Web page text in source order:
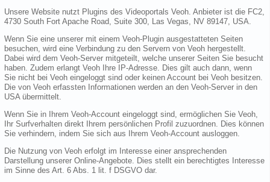
Unsere Website nutzt Plugins des Videoportals Veoh. Anbieter ist die FC2,
4730 South Fort Apache Road, Suite 300, Las Vegas, NV 89147, USA.
Wenn Sie eine unserer mit einem Veoh-Plugin ausgestatteten Seiten
besuchen, wird eine Verbindung zu den Servern von Veoh hergestellt.
Dabei wird dem Veoh-Server mitgeteilt, welche unserer Seiten Sie besucht
haben. Zudem erlangt Veoh Ihre IP-Adresse. Dies gilt auch dann, wenn
Sie nicht bei Veoh eingeloggt sind oder keinen Account bei Veoh besitzen.
Die von Veoh erfassten Informationen werden an den Veoh-Server in den
USA übermittelt.
Wenn Sie in Ihrem Veoh-Account eingeloggt sind, ermöglichen Sie Veoh,
Ihr Surfverhalten direkt Ihrem persönlichen Profil zuzuordnen. Dies können
Sie verhindern, indem Sie sich aus Ihrem Veoh-Account ausloggen.
Die Nutzung von Veoh erfolgt im Interesse einer ansprechenden
Darstellung unserer Online-Angebote. Dies stellt ein berechtigtes Interesse
im Sinne des Art. 6 Abs. 1 lit. f DSGVO dar.